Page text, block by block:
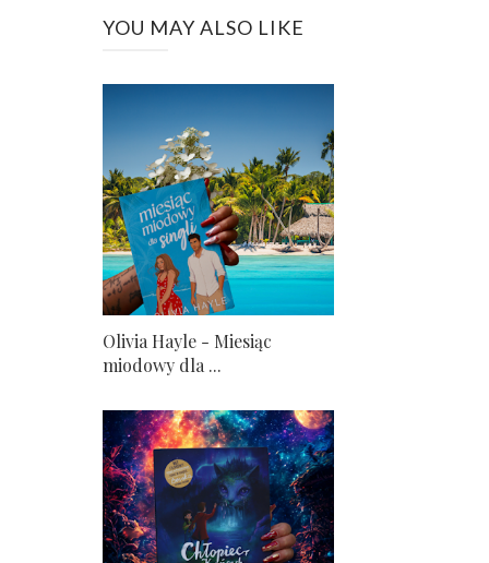
YOU MAY ALSO LIKE
Olivia Hayle - Miesiąc
miodowy dla ...